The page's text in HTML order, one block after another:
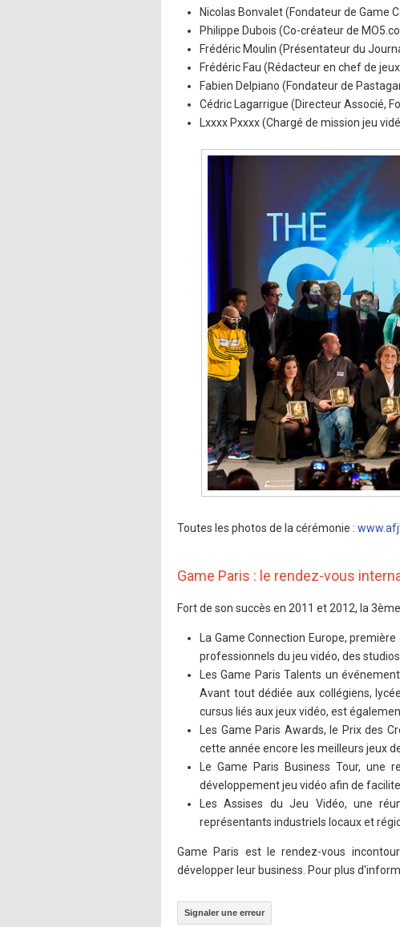
Nicolas Bonvalet (Fondateur de Game
Philippe Dubois (Co-créateur de
Frédéric Moulin (Présentateur du
Frédéric Fau (Rédacteur en chef de
Fabien Delpiano (Fondateur de
Cédric Lagarrigue (Directeur Associé,
Lxxxx Pxxxx (Chargé de mission jeu
Toutes les photos de la cérémonie :
Game Paris : le rendez-vous
Fort de son succès en 2011 et 2012, la
La Game Connection Europe,
professionnels du jeu vidéo, des
Les Game Paris Talents un
Avant tout dédiée aux collégiens,
cursus liés aux jeux vidéo, est
Les Game Paris Awards, le Prix des
cette année encore les meilleurs jeux
Le Game Paris Business Tour,
développement jeu vidéo afin de
Les Assises du Jeu Vidéo, une
représentants industriels locaux et
Game Paris est le rendez-vous
développer leur business. Pour plus
Signaler une erreur